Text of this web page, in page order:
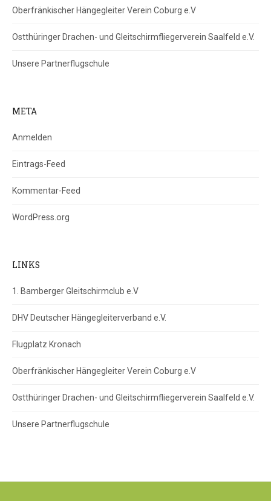
Oberfränkischer Hängegleiter Verein Coburg e.V
Ostthüringer Drachen- und Gleitschirmfliegerverein Saalfeld e.V.
Unsere Partnerflugschule
META
Anmelden
Eintrags-Feed
Kommentar-Feed
WordPress.org
LINKS
1. Bamberger Gleitschirmclub e.V
DHV Deutscher Hängegleiterverband e.V.
Flugplatz Kronach
Oberfränkischer Hängegleiter Verein Coburg e.V
Ostthüringer Drachen- und Gleitschirmfliegerverein Saalfeld e.V.
Unsere Partnerflugschule